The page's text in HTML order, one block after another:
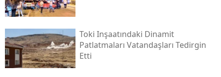
Toki̇ Inşaatındaki Dinamit
Patlatmaları Vatandaşları Tedirgin
Etti